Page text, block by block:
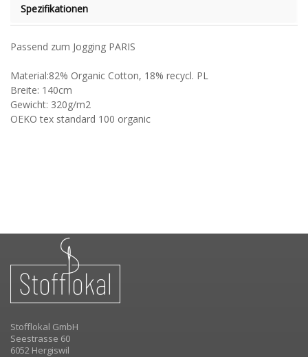
Spezifikationen
Passend zum Jogging PARIS
Material:82% Organic Cotton, 18% recycl. PL
Breite: 140cm
Gewicht: 320g/m2
OEKO tex standard 100 organic
Stofflokal GmbH
Seestrasse 60
6052 Hergiswil